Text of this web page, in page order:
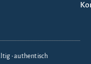
• authentisch